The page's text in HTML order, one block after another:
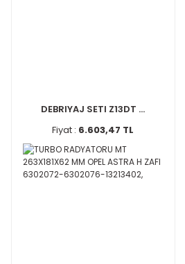
DEBRIYAJ SETI Z13DT ...
Fiyat : 6.603,47 TL